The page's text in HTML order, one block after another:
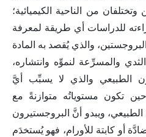
وتختلفان من الناحية الكيميائية؛
للدراسات أي طريقة لمعرفة
والذي يُقصد به المادة
والمسرِّعة لنموِّه وانتشاره،
الطبيعي والذي لا يسبِّب أيَّ
تكون مستوياتُه متوازنةً مع
ويبدو أنَّ البروجستيرون
أو كابتة للأورام، فهو يُستخدَم